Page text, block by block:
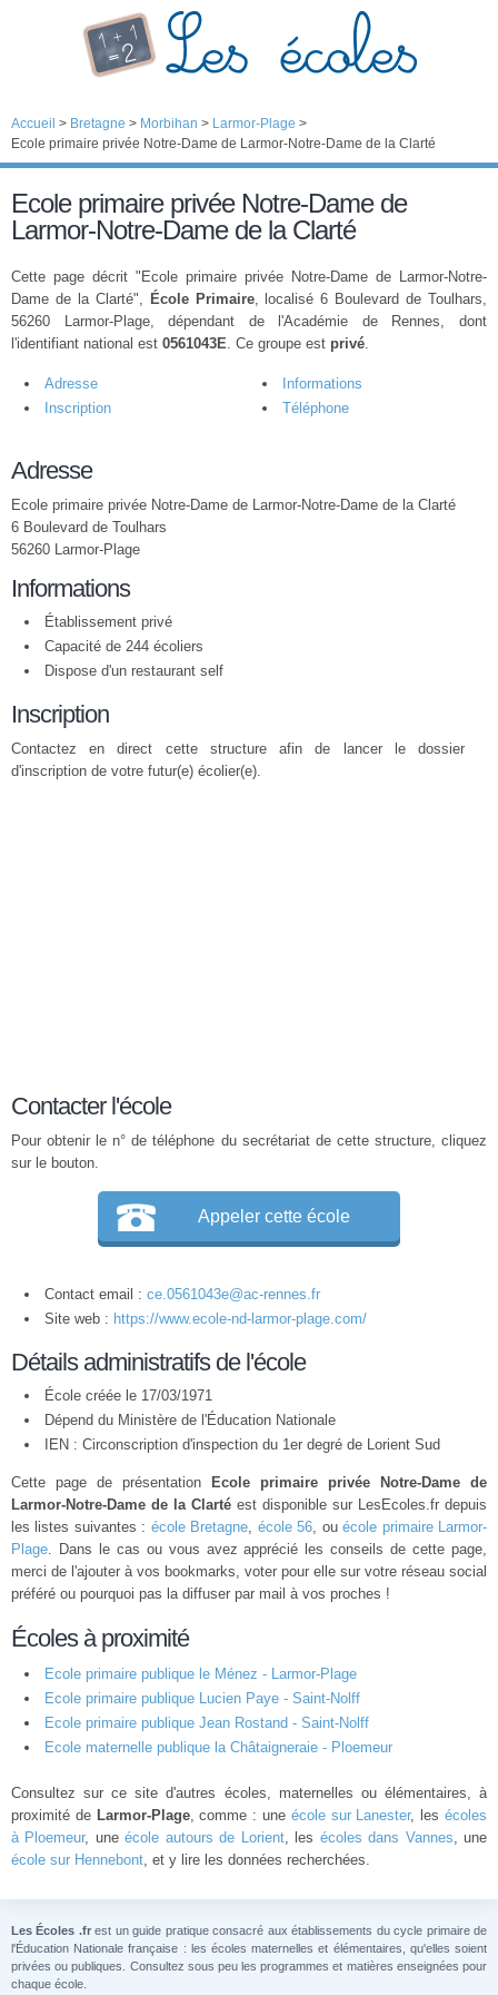
Accueil > Bretagne > Morbihan > Larmor-Plage >
Ecole primaire privée Notre-Dame de Larmor-Notre-Dame de la Clarté
Ecole primaire privée Notre-Dame de
Larmor-Notre-Dame de la Clarté
Cette page décrit "Ecole primaire privée Notre-Dame de Larmor-Notre-
Dame de la Clarté", École Primaire, localisé 6 Boulevard de Toulhars,
56260 Larmor-Plage, dépendant de l'Académie de Rennes, dont
l'identifiant national est 0561043E. Ce groupe est privé.
Adresse
Informations
Inscription
Téléphone
Adresse
Ecole primaire privée Notre-Dame de Larmor-Notre-Dame de la Clarté
6 Boulevard de Toulhars
56260 Larmor-Plage
Informations
Établissement privé
Capacité de 244 écoliers
Dispose d'un restaurant self
Inscription
Contactez en direct cette structure afin de lancer le dossier
d'inscription de votre futur(e) écolier(e).
Contacter l'école
Pour obtenir le n° de téléphone du secrétariat de cette structure, cliquez
sur le bouton.
Appeler cette école
Contact email : ce.0561043e@ac-rennes.fr
Site web : https://www.ecole-nd-larmor-plage.com/
Détails administratifs de l'école
École créée le 17/03/1971
Dépend du Ministère de l'Éducation Nationale
IEN : Circonscription d'inspection du 1er degré de Lorient Sud
Cette page de présentation
Ecole primaire privée Notre-Dame de
Larmor-Notre-Dame de la Clarté est disponible sur LesEcoles.fr depuis
les listes suivantes : école Bretagne, école 56, ouécole primaire Larmor-
Plage. Dans le cas ou vous avez apprécié les conseils de cette page,
merci de l'ajouter à vos bookmarks, voter pour elle sur votre réseau social
préféré ou pourquoi pas la diffuser par mail à vos proches !
Écoles à proximité
Ecole primaire publique le Ménez - Larmor-Plage
Ecole primaire publique Lucien Paye - Saint-Nolff
Ecole primaire publique Jean Rostand - Saint-Nolff
Ecole maternelle publique la Châtaigneraie - Ploemeur
Consultez sur ce site d'autres écoles, maternelles ou élémentaires, à
proximité de Larmor-Plage, comme : une école sur Lanester, lesécoles
à Ploemeur, uneécole autours de Lorient, les écoles dans Vannes, une
école sur Hennebont, et y lire les données recherchées.
Les Écoles .frest un guide pratique consacré aux établissements du cycle primaire de
l'Éducation Nationale française : les écoles maternelles et élémentaires, qu'elles soient
privées ou publiques. Consultez sous peu les programmes et matières enseignées pour
chaque école.